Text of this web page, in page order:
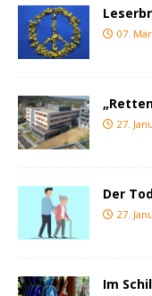
07.
27.
Der
27.
Im